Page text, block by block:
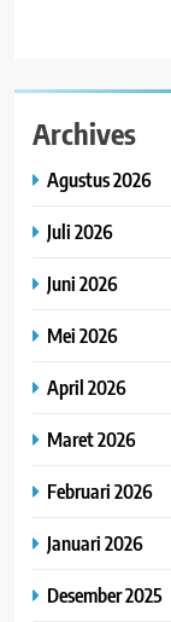
Archives
Agustus 2026
Juli 2026
Juni 2026
Mei 2026
April 2026
Maret 2026
Februari 2026
Januari 2026
Desember 2025